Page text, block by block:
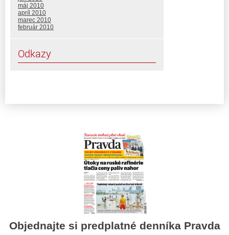
máj 2010
apríl 2010
marec 2010
február 2010
Odkazy
Objednajte si predplatné denníka Pravda